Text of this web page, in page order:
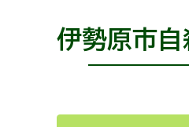
伊勢原市